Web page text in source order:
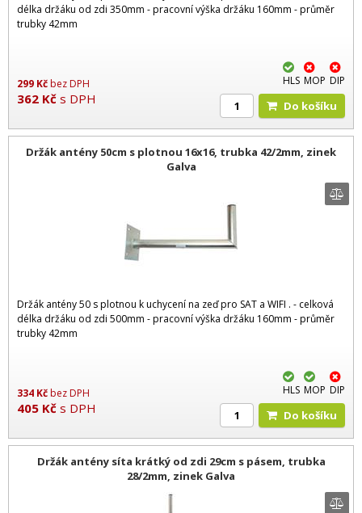
délka držáku od zdi 350mm - pracovní výška držáku 160mm - průměr
trubky 42mm
299 Kčbez DPH
362 Kč s DPH
HLS MOP DIP
Do košíku
Držák antény 50cm s plotnou 16x16, trubka 42/2mm, zinek
Galva
Držák antény 50 s plotnou k uchycení na zeď pro SAT a WIFI . - celková
délka držáku od zdi 500mm - pracovní výška držáku 160mm - průměr
trubky 42mm
334 Kčbez DPH
405 Kč s DPH
HLS MOP DIP
Do košíku
Držák antény síta krátký od zdi 29cm s pásem, trubka
28/2mm, zinek Galva